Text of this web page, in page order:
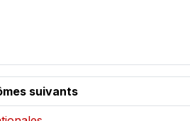
suivants